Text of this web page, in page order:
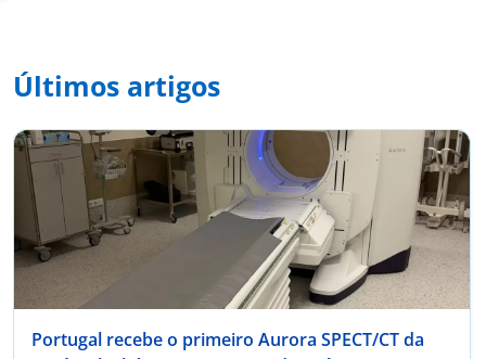
Últimos artigos
Portugal recebe o primeiro Aurora SPECT/CT da